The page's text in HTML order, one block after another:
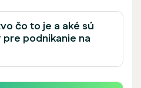
čo to je a aké sú
podnikanie na